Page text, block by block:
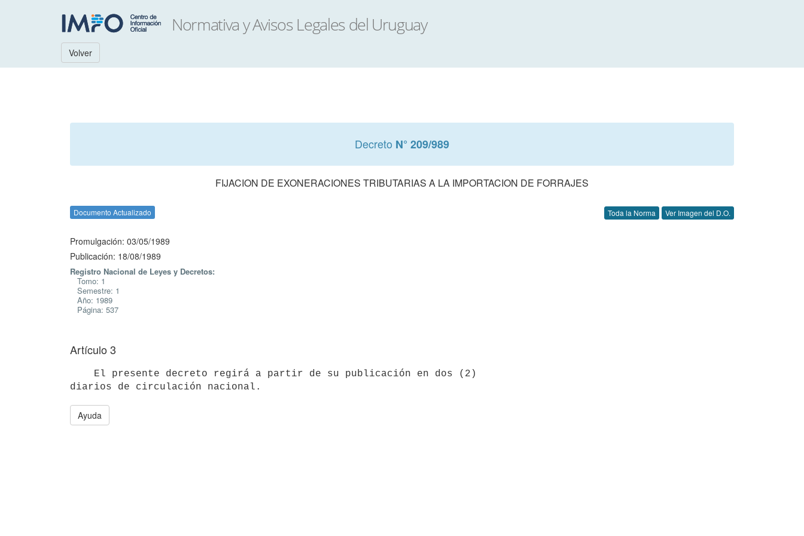
Volver
Decreto N° 209/989
FIJACION DE EXONERACIONES TRIBUTARIAS A LA IMPORTACION DE FORRAJES
Documento Actualizado Toda la Norma Ver Imagen del D.O.
Promulgación: 03/05/1989
Publicación: 18/08/1989
Registro Nacional de Leyes y Decretos:
Tomo: 1
Semestre: 1
Año: 1989
Página: 537
Artículo 3
Ayuda